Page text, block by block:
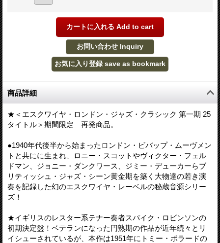
商品詳細
★＜エスクワイヤ・ロンドン・ジャズ・クラシック 第一期 25
タイトル＞期間限定 再発商品。
●1940年代後半から始まったロンドン・ビバップ・ムーヴメン
トと共にに生まれ、ロニー・スコットやヴィクター・フェル
ドマン、ジョニー・ダンクワース、ジミー・デューカーらブ
リティッシュ・ジャズ・シーン黄金期を築く大物達の若き演
奏を記録した幻のエスクワイヤ・レーベルの秘蔵音源シリー
ズ！
★イギリスのレスター系テナー奏者スパイク・ロビンソンの
初期決定盤！ベテランになった円熟期の作品が近年続々とリ
イシューされているが、本作は1951年にトミー・ポラードの